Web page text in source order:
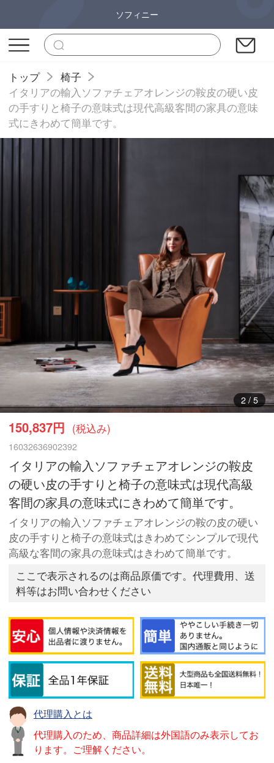
ソフィニー
トップ
椅子
イタリアの輸入ソファチェアオレンジの鞍皮の硬い皮
の手すりと椅子の意味式は現代高級客間の家具の意味
式にきわめて簡単です。
3/ 5
150,837円 (税込み)
16032636902392
イタリアの輸入ソファチェアオレンジの鞍皮
の硬い皮の手すりと椅子の意味式は現代高級
客間の家具の意味式にきわめて簡単です。
イタリアの輸入ソファチェアオレンジの鞍の皮の硬い
皮の手すりと椅子の意味式はきわめてシンプルで現代
高級な客間の家具の意味式はきわめて簡単です。
ここで表示されるのは商品原価です。代理費用、送
料等はお問い合わせください
代理購入とは
代理購入のため、商品詳細は外国語のみ表示してお
ります。ご理解ください。